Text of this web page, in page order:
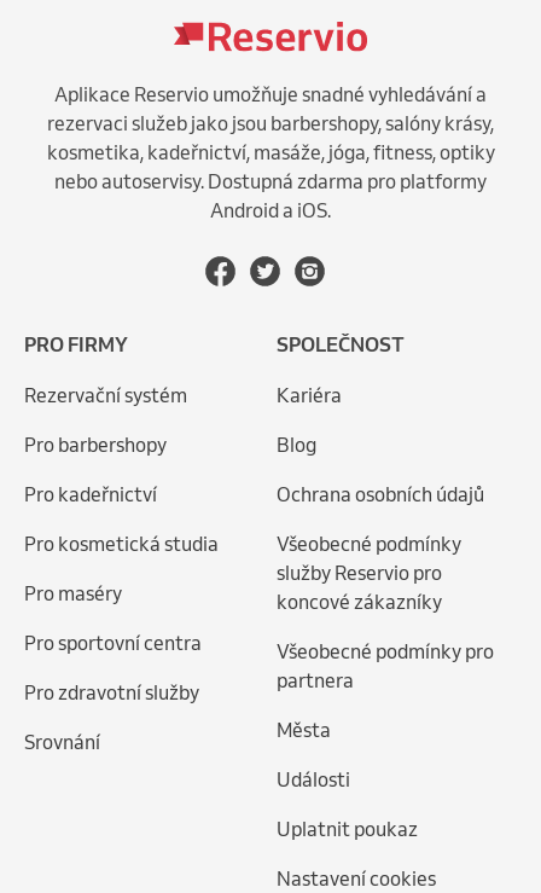
Aplikace Reservio umožňuje snadné vyhledávání a
rezervaci služeb jako jsou barbershopy, salóny krásy,
kosmetika, kadeřnictví, masáže, jóga, fitness, optiky
nebo autoservisy. Dostupná zdarma pro platformy
Android a iOS.
PRO FIRMY
Rezervační systém
Pro barbershopy
Pro kadeřnictví
Pro kosmetická studia
Pro maséry
Pro sportovní centra
Pro zdravotní služby
Srovnání
SPOLEČNOST
Kariéra
Blog
Ochrana osobních údajů
Všeobecné podmínky
služby Reservio pro
koncové zákazníky
Všeobecné podmínky pro
partnera
Města
Události
Uplatnit poukaz
Nastavení cookies